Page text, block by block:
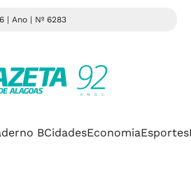
| Ano | Nº 6283
BCidadesEconomiaEsportes